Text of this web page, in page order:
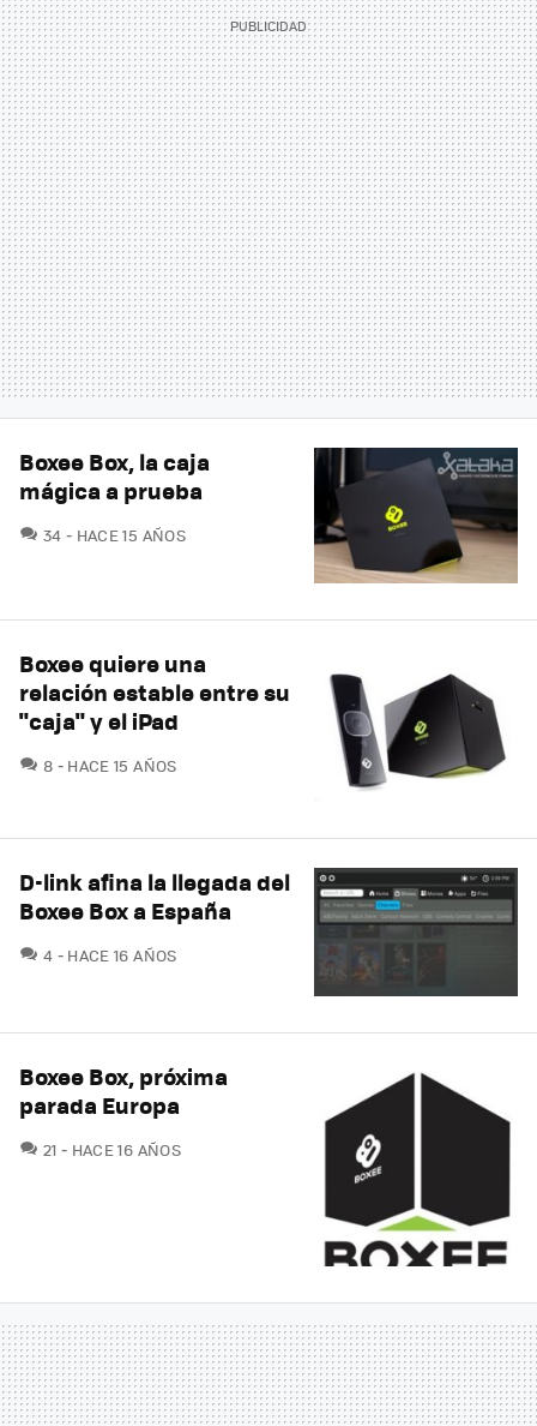
Boxee Box, la caja
mágica a prueba
34 COMENTARIOS
HACE 15 AÑOS
Boxee quiere una
relación estable entre su
"caja" y el iPad
8 COMENTARIOS
HACE 15 AÑOS
D-link afina la llegada del
Boxee Box a España
4 COMENTARIOS
HACE 16 AÑOS
Boxee Box, próxima
parada Europa
21 COMENTARIOS
HACE 16 AÑOS